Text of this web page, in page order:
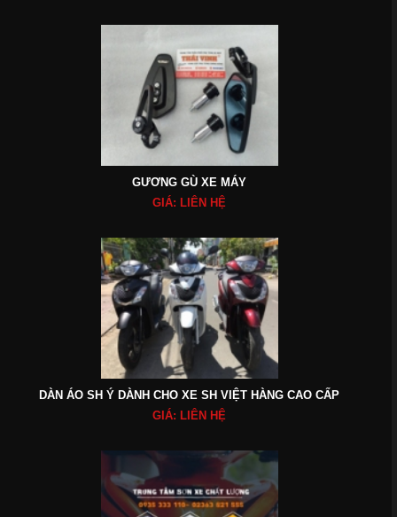
GƯƠNG GÙ XE MÁY
GIÁ: LIÊN HỆ
DÀN ÁO SH Ý DÀNH CHO XE SH VIỆT HÀNG CAO CẤP
GIÁ: LIÊN HỆ